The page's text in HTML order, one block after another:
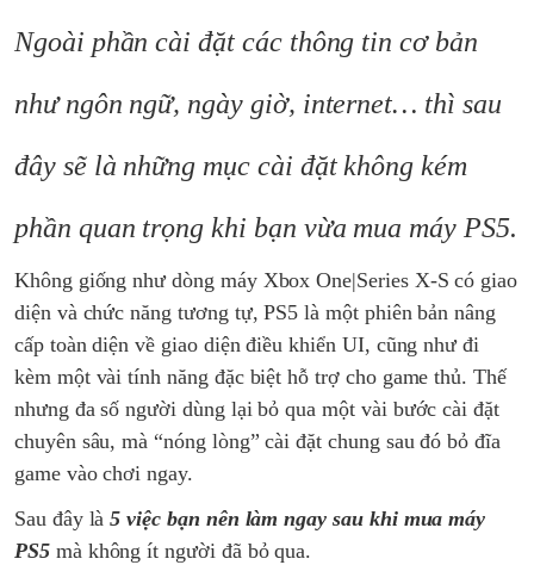
Ngoài phần cài đặt các thông tin cơ bản
như ngôn ngữ, ngày giờ, internet… thì sau
đây sẽ là những mục cài đặt không kém
phần quan trọng khi bạn vừa mua máy PS5.
Không giống như dòng máy Xbox One|Series X-S có giao
diện và chức năng tương tự, PS5 là một phiên bản nâng
cấp toàn diện về giao diện điều khiển UI, cũng như đi
kèm một vài tính năng đặc biệt hỗ trợ cho game thủ. Thế
nhưng đa số người dùng lại bỏ qua một vài bước cài đặt
chuyên sâu, mà “nóng lòng” cài đặt chung sau đó bỏ đĩa
game vào chơi ngay.
Sau đây là5 việc bạn nên làm ngay sau khi mua máy
PS5mà không ít người đã bỏ qua.